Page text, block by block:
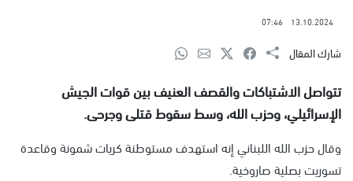
13.10.2024
07:46
شارك المقال
تتواصل الاشتباكات والقصف العنيف بين قوات الجيش
الإسرائيلي، وحزب الله، وسط سقوط قتلى وجرحى.
وقال حزب الله اللبناني إنه استهدف مستوطنة كريات شمونة وقاعدة
تسوريت بصلية صاروخية.